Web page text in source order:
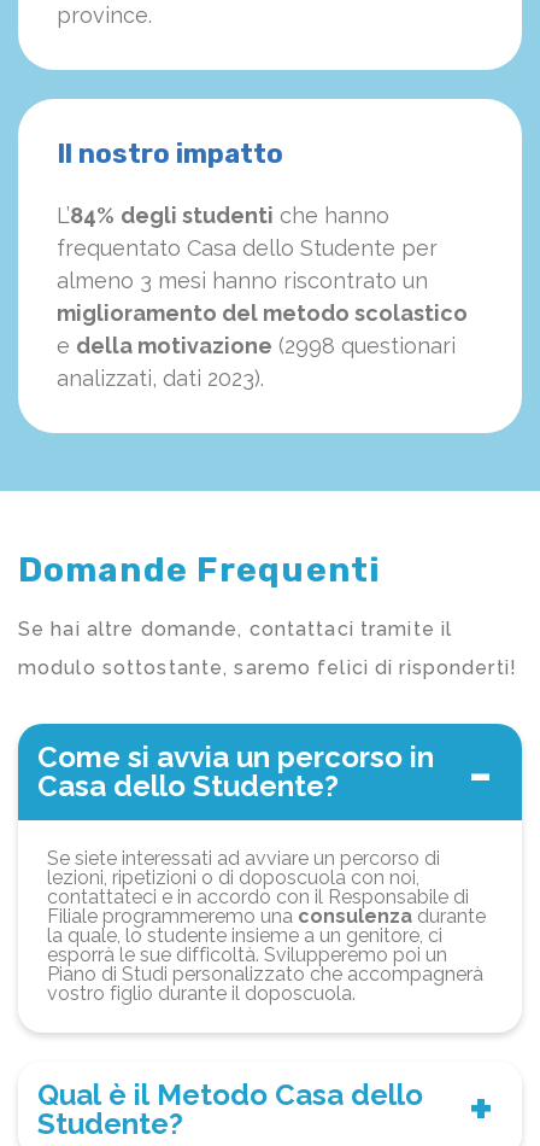
province.
Il nostro impatto
L’84% degli studenti che hanno
frequentato Casa dello Studente per
almeno 3 mesi hanno riscontrato un
miglioramento del metodo scolastico
e della motivazione (2998 questionari
analizzati, dati 2023).
Domande Frequenti
Se hai altre domande, contattaci tramite il
modulo sottostante, saremo felici di risponderti!
Come si avvia un percorso in
Casa dello Studente?
Se siete interessati ad avviare un percorso di
lezioni, ripetizioni o di doposcuola con noi,
contattateci e in accordo con il Responsabile di
Filiale programmeremo una consulenza durante
la quale, lo studente insieme a un genitore, ci
esporrà le sue difficoltà. Svilupperemo poi un
Piano di Studi personalizzato che accompagnerà
vostro figlio durante il doposcuola.
Qual è il Metodo Casa dello
Studente?